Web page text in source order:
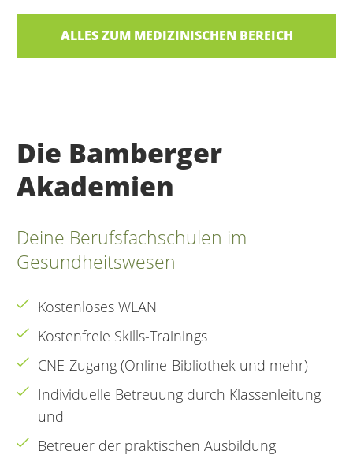
ALLES ZUM MEDIZINISCHEN BEREICH
Die Bamberger
Akademien
Deine Berufsfachschulen im
Gesundheitswesen
Kostenloses WLAN
Kostenfreie Skills-Trainings
CNE-Zugang (Online-Bibliothek und mehr)
Individuelle Betreuung durch Klassenleitung
und
Betreuer der praktischen Ausbildung